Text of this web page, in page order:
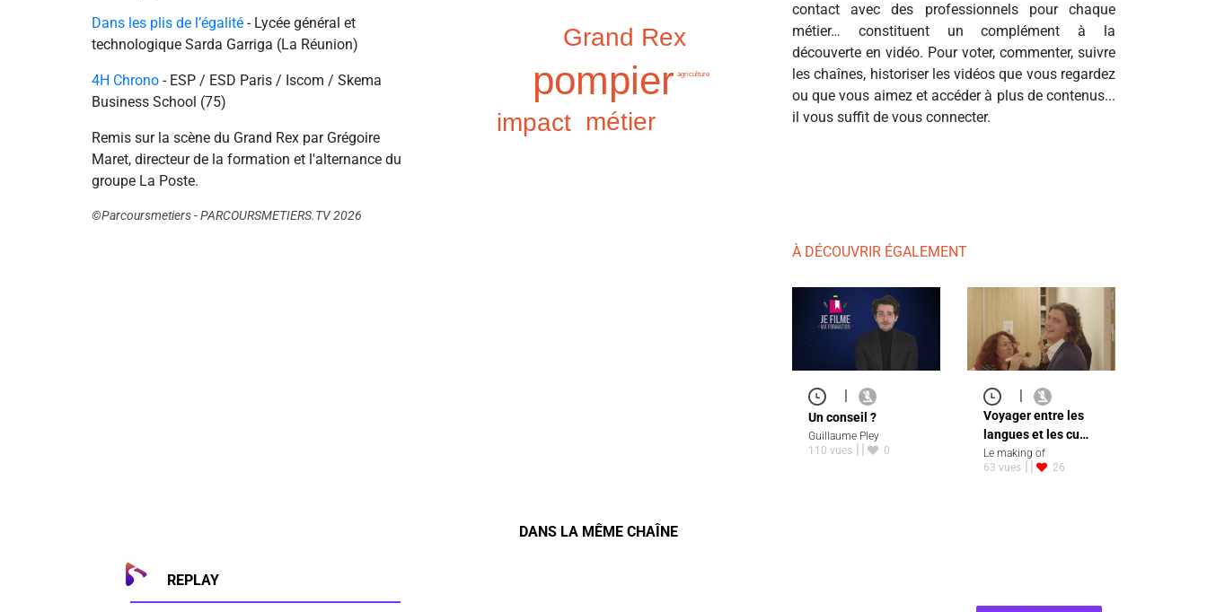
Dans les plis de l’égalité - Lycée général et
technologique Sarda Garriga (La Réunion)
4H Chrono - ESP / ESD Paris / Iscom / Skema
Business School (75)
Remis sur la scène du Grand Rex par Grégoire
Maret, directeur de la formation et l'alternance du
groupe La Poste.
©Parcoursmetiers - PARCOURSMETIERS.TV 2026
pompier
métier
Grand Rex
impact
agriculture
contact avec des professionnels pour chaque
métier… constituent un complément à la
découverte en vidéo. Pour voter, commenter, suivre
les chaînes, historiser les vidéos que vous regardez
ou que vous aimez et accéder à plus de contenus...
il vous suffit de vous connecter.
À DÉCOUVRIR ÉGALEMENT
Un conseil ?
Guillaume Pley
110 vues
0
Voyager entre les
langues et les cu…
Le making of
63 vues
26
DANS LA MÊME CHAÎNE
REPLAY